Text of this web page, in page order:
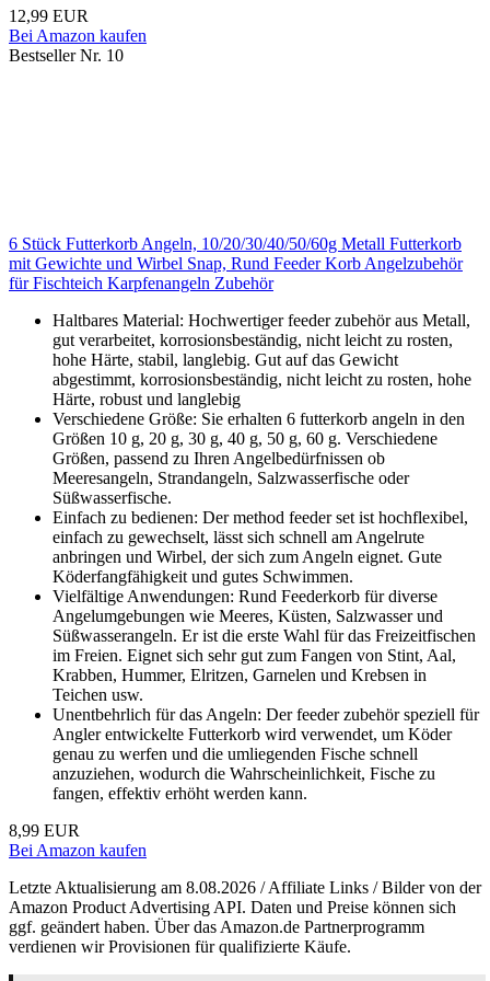
12,99 EUR
Bei Amazon kaufen
Bestseller Nr. 10
6 Stück Futterkorb Angeln, 10/20/30/40/50/60g Metall Futterkorb
mit Gewichte und Wirbel Snap, Rund Feeder Korb Angelzubehör
für Fischteich Karpfenangeln Zubehör
Haltbares Material: Hochwertiger feeder zubehör aus Metall,
gut verarbeitet, korrosionsbeständig, nicht leicht zu rosten,
hohe Härte, stabil, langlebig. Gut auf das Gewicht
abgestimmt, korrosionsbeständig, nicht leicht zu rosten, hohe
Härte, robust und langlebig
Verschiedene Größe: Sie erhalten 6 futterkorb angeln in den
Größen 10 g, 20 g, 30 g, 40 g, 50 g, 60 g. Verschiedene
Größen, passend zu Ihren Angelbedürfnissen ob
Meeresangeln, Strandangeln, Salzwasserfische oder
Süßwasserfische.
Einfach zu bedienen: Der method feeder set ist hochflexibel,
einfach zu gewechselt, lässt sich schnell am Angelrute
anbringen und Wirbel, der sich zum Angeln eignet. Gute
Köderfangfähigkeit und gutes Schwimmen.
Vielfältige Anwendungen: Rund Feederkorb für diverse
Angelumgebungen wie Meeres, Küsten, Salzwasser und
Süßwasserangeln. Er ist die erste Wahl für das Freizeitfischen
im Freien. Eignet sich sehr gut zum Fangen von Stint, Aal,
Krabben, Hummer, Elritzen, Garnelen und Krebsen in
Teichen usw.
Unentbehrlich für das Angeln: Der feeder zubehör speziell für
Angler entwickelte Futterkorb wird verwendet, um Köder
genau zu werfen und die umliegenden Fische schnell
anzuziehen, wodurch die Wahrscheinlichkeit, Fische zu
fangen, effektiv erhöht werden kann.
8,99 EUR
Bei Amazon kaufen
Letzte Aktualisierung am 8.08.2026 / Affiliate Links / Bilder von der
Amazon Product Advertising API. Daten und Preise können sich
ggf. geändert haben. Über das Amazon.de Partnerprogramm
verdienen wir Provisionen für qualifizierte Käufe.